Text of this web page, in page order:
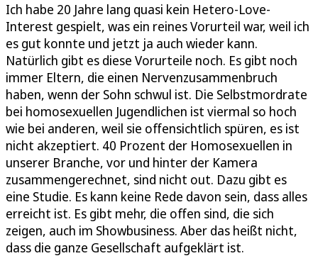
Ich habe 20 Jahre lang quasi kein Hetero-Love-
Interest gespielt, was ein reines Vorurteil war, weil ich
es gut konnte und jetzt ja auch wieder kann.
Natürlich gibt es diese Vorurteile noch. Es gibt noch
immer Eltern, die einen Nervenzusammenbruch
haben, wenn der Sohn schwul ist. Die Selbstmordrate
bei homosexuellen Jugendlichen ist viermal so hoch
wie bei anderen, weil sie offensichtlich spüren, es ist
nicht akzeptiert. 40 Prozent der Homosexuellen in
unserer Branche, vor und hinter der Kamera
zusammengerechnet, sind nicht out. Dazu gibt es
eine Studie. Es kann keine Rede davon sein, dass alles
erreicht ist. Es gibt mehr, die offen sind, die sich
zeigen, auch im Showbusiness. Aber das heißt nicht,
dass die ganze Gesellschaft aufgeklärt ist.